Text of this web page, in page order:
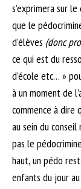
s’exprimera sur
que le
d’élèves (donc
ce qui est du
d’école etc… »
à un moment de
commence à dire
au sein du conseil
pas le
haut, un pédo
enfants du jour